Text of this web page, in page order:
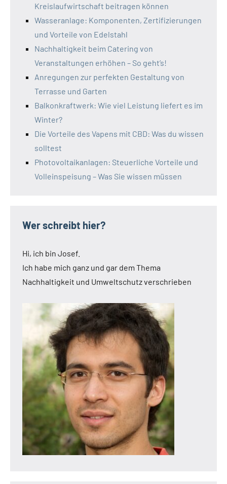
Kreislaufwirtschaft beitragen können
Wasseranlage: Komponenten, Zertifizierungen
und Vorteile von Edelstahl
Nachhaltigkeit beim Catering von
Veranstaltungen erhöhen – So geht’s!
Anregungen zur perfekten Gestaltung von
Terrasse und Garten
Balkonkraftwerk: Wie viel Leistung liefert es im
Winter?
Die Vorteile des Vapens mit CBD: Was du wissen
solltest
Photovoltaikanlagen: Steuerliche Vorteile und
Volleinspeisung – Was Sie wissen müssen
Wer schreibt hier?
Hi, ich bin Josef.
Ich habe mich ganz und gar dem Thema
Nachhaltigkeit und Umweltschutz verschrieben